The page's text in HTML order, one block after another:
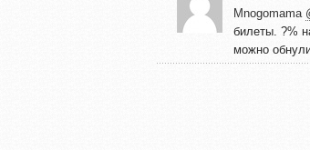
Mnogomama
билеты. ?%
можно